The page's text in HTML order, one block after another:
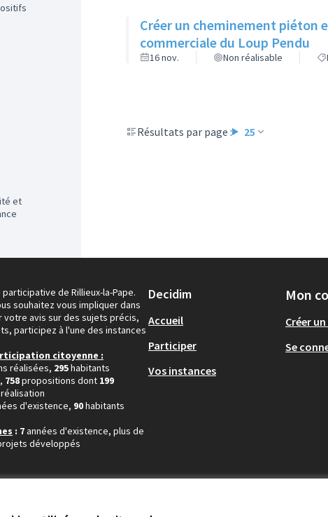
Créer un cheminement piéton
commerciale du Loup Pendu
16 nov. Non réalisable
Résultats par page : 25
de Rillieux-la-Pape.
souhaitez vous impliquer dans
votre avis sur des sujets précis,
participez à l'une des instances
citoyenne :
réalisées, 295habitants
758propositions dont 199
d'existence, 90habitants
: 7années d'existence, plus de
développés
Decidim
Accueil
Participer
Vos instances
Mon
Créer
Se